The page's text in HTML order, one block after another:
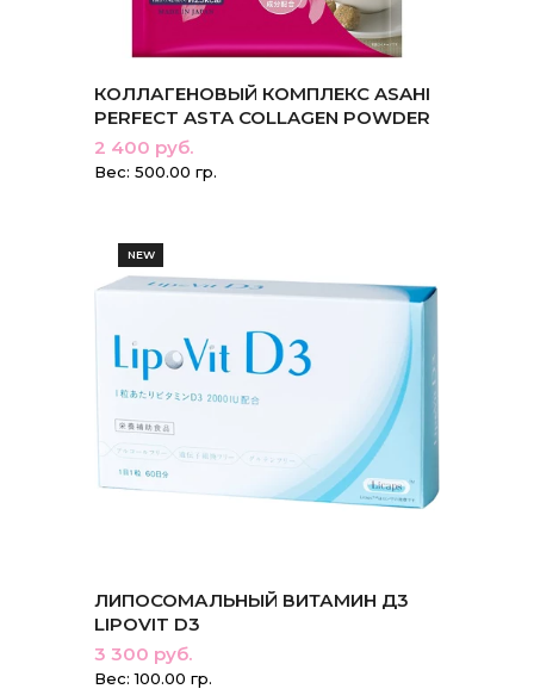
КОЛЛАГЕНОВЫЙ КОМПЛЕКС ASAHI
PERFECT ASTA COLLAGEN POWDER
2 400 руб.
Вес: 500.00 гр.
NEW
ЛИПОСОМАЛЬНЫЙ ВИТАМИН Д3
LIPOVIT D3
3 300 руб.
Вес: 100.00 гр.